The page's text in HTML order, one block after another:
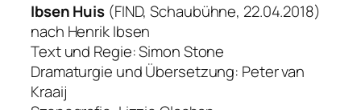
Ibsen Huis (FIND, Schaubühne, 22.04.2018)
nach Henrik Ibsen
Text und Regie: Simon Stone
Dramaturgie und Übersetzung: Peter van
Kraaij